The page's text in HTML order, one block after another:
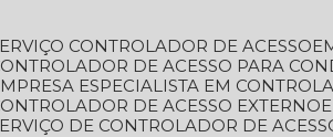
SERVIÇO CONTROLADOR DE ACESSO
CONTROLADOR DE ACESSO PARA
EMPRESA ESPECIALISTA EM
CONTROLADOR DE ACESSO EXTERNO
SERVIÇO DE CONTROLADOR DE